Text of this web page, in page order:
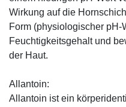
Wirkung auf die
Form (physiologischer pH-
Feuchtigkeitsgehalt und
der Haut.
Allantoin:
Allantoin ist ein